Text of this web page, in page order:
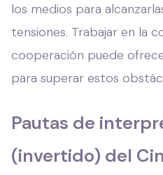
los medios para
tensiones. Trabajar en la
cooperación puede
para superar estos
Pautas de
(invertido) del